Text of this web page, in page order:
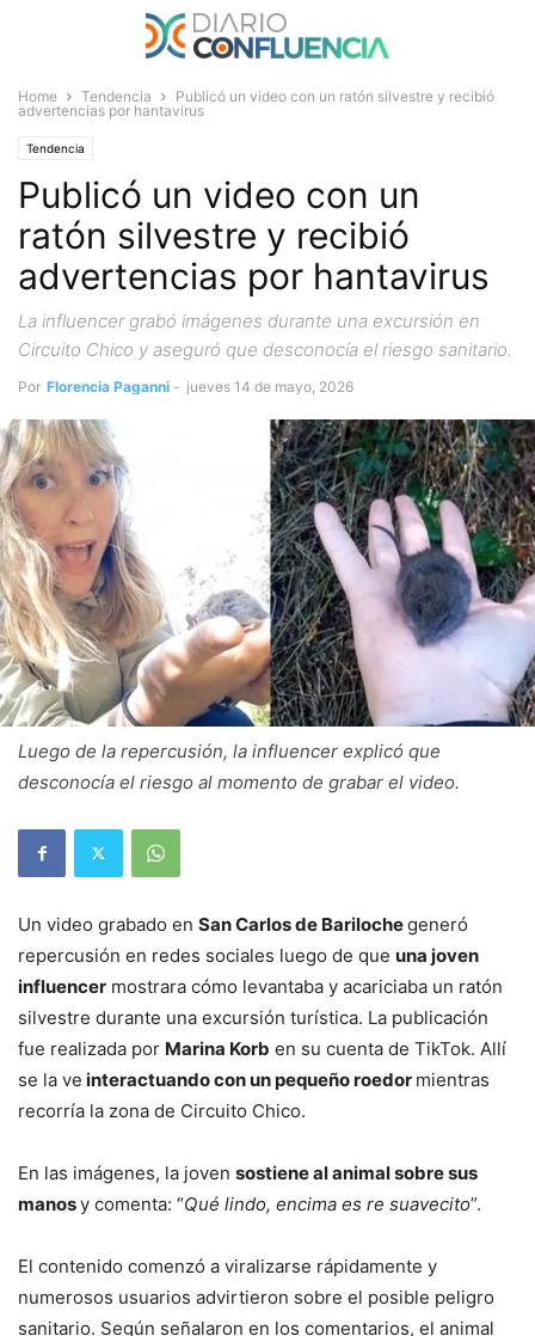
Home Tendencia
Publicó un video con un ratón silvestre y recibió
advertencias por hantavirus
Tendencia
Publicó un video con un
ratón silvestre y recibió
advertencias por hantavirus
La influencer grabó imágenes durante una excursión en
Circuito Chico y aseguró que desconocía el riesgo sanitario.
Por Florencia Paganni - jueves 14 de mayo, 2026
Luego de la repercusión, la influencer explicó que
desconocía el riesgo al momento de grabar el video.
Un video grabado en San Carlos de Barilochegeneró
repercusión en redes sociales luego de que una joven
influencer mostrara cómo levantaba y acariciaba un ratón
silvestre durante una excursión turística. La publicación
fue realizada por Marina Korb en su cuenta de TikTok. Allí
se la ve interactuando con un pequeño roedor mientras
recorría la zona de Circuito Chico.
En las imágenes, la joven sostiene al animal sobre sus
manosy comenta: “Qué lindo, encima es re suavecito”.
El contenido comenzó a viralizarse rápidamente y
numerosos usuarios advirtieron sobre el posible peligro
sanitario. Según señalaron en los comentarios, el animal